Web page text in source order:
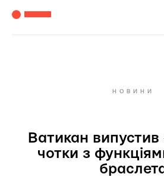
НОВИНИ
Ватикан випустив
чотки з